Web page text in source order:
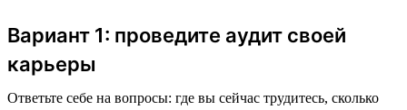
Вариант 1: проведите аудит своей
карьеры
Ответьте себе на вопросы: где вы сейчас трудитесь, сколько